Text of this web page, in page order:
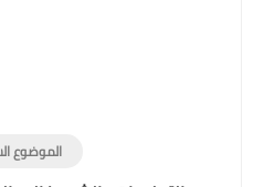
الموضوع